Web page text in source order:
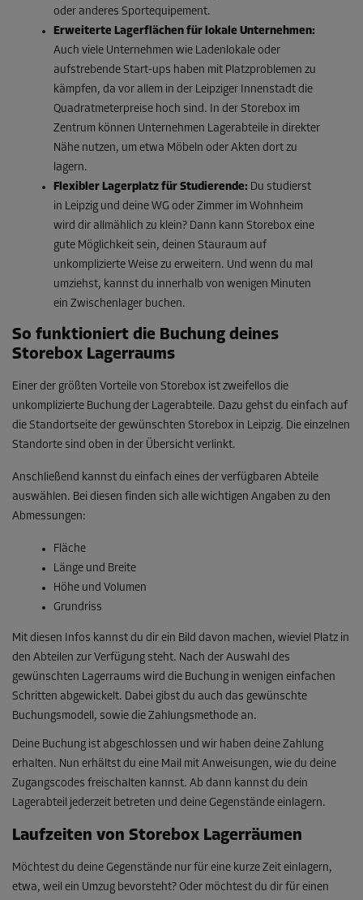
oder anderes Sportequipement.
Erweiterte Lagerflächen für lokale Unternehmen:
Auch viele Unternehmen wie Ladenlokale oder
aufstrebende Start-ups haben mit Platzproblemen zu
kämpfen, da vor allem in der Leipziger Innenstadt die
Quadratmeterpreise hoch sind. In der Storebox im
Zentrum können Unternehmen Lagerabteile in direkter
Nähe nutzen, um etwa Möbeln oder Akten dort zu
lagern.
Flexibler Lagerplatz für Studierende: Du studierst
in Leipzig und deine WG oder Zimmer im Wohnheim
wird dir allmählich zu klein? Dann kann Storebox eine
gute Möglichkeit sein, deinen Stauraum auf
unkomplizierte Weise zu erweitern. Und wenn du mal
umziehst, kannst du innerhalb von wenigen Minuten
ein Zwischenlager buchen.
So funktioniert die Buchung deines
Storebox Lagerraums
Einer der größten Vorteile von Storebox ist zweifellos die
unkomplizierte Buchung der Lagerabteile. Dazu gehst du einfach auf
die Standortseite der gewünschten Storebox in Leipzig. Die einzelnen
Standorte sind oben in der Übersicht verlinkt.
Anschließend kannst du einfach eines der verfügbaren Abteile
auswählen. Bei diesen finden sich alle wichtigen Angaben zu den
Abmessungen:
Fläche
Länge und Breite
Höhe und Volumen
Grundriss
Mit diesen Infos kannst du dir ein Bild davon machen, wieviel Platz in
den Abteilen zur Verfügung steht. Nach der Auswahl des
gewünschten Lagerraums wird die Buchung in wenigen einfachen
Schritten abgewickelt. Dabei gibst du auch das gewünschte
Buchungsmodell, sowie die Zahlungsmethode an.
Deine Buchung ist abgeschlossen und wir haben deine Zahlung
erhalten. Nun erhältst du eine Mail mit Anweisungen, wie du deine
Zugangscodes freischalten kannst. Ab dann kannst du dein
Lagerabteil jederzeit betreten und deine Gegenstände einlagern.
Laufzeiten von Storebox Lagerräumen
Möchtest du deine Gegenstände nur für eine kurze Zeit einlagern,
etwa, weil ein Umzug bevorsteht? Oder möchtest du dir für einen